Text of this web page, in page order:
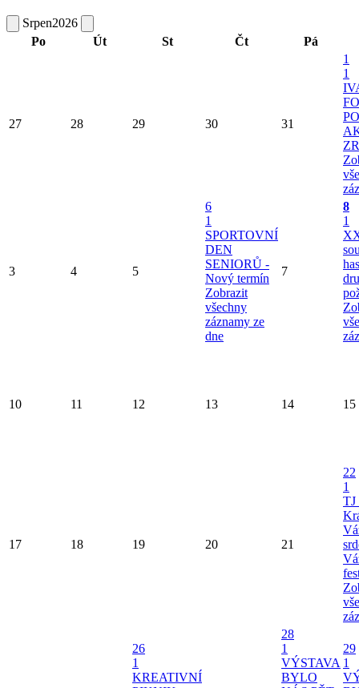
Srpen2026
Po
Út St Čt Pá
27 28 29 30 31
1
1
3 4 5
6
1
SPORTOVNÍ
DEN
SENIORŮ -
Nový termín
Zobrazit
všechny
záznamy ze
dne
7
8
1
10 11 12 13 14 15
17 18 19 20 21
22
1
TJ
26
1
KREATIVNÍ
28
1
VÝSTAVA
BYLO
29
1